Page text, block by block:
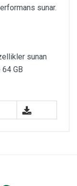
sunar.
sunan
64 GB